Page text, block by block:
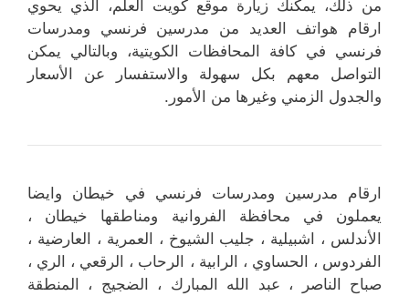
من ذلك، يمكنك زيارة موقع كويت العلم، الذي يحوي
ارقام هواتف العديد من مدرسين فرنسي ومدرسات
فرنسي في كافة المحافظات الكويتية، وبالتالي يمكن
التواصل معهم بكل سهولة والاستفسار عن الأسعار
والجدول الزمني وغيرها من الأمور.
ارقام مدرسين ومدرسات فرنسي في خيطان وايضا
يعملون في محافظة الفروانية ومناطقها خيطان ،
الأندلس ، اشبيلية ، جليب الشيوخ ، العمرية ، العارضية ،
الفردوس ، الحساوي ، الرابية ، الرحاب ، الرقعي ، الري ،
صباح الناصر ، عبد الله المبارك ، الضجيج ، المنطقة